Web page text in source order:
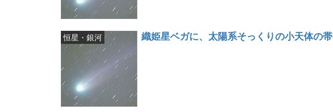
織姫星ベガに、太陽系そっくりの小天体の帯
恒星・銀河